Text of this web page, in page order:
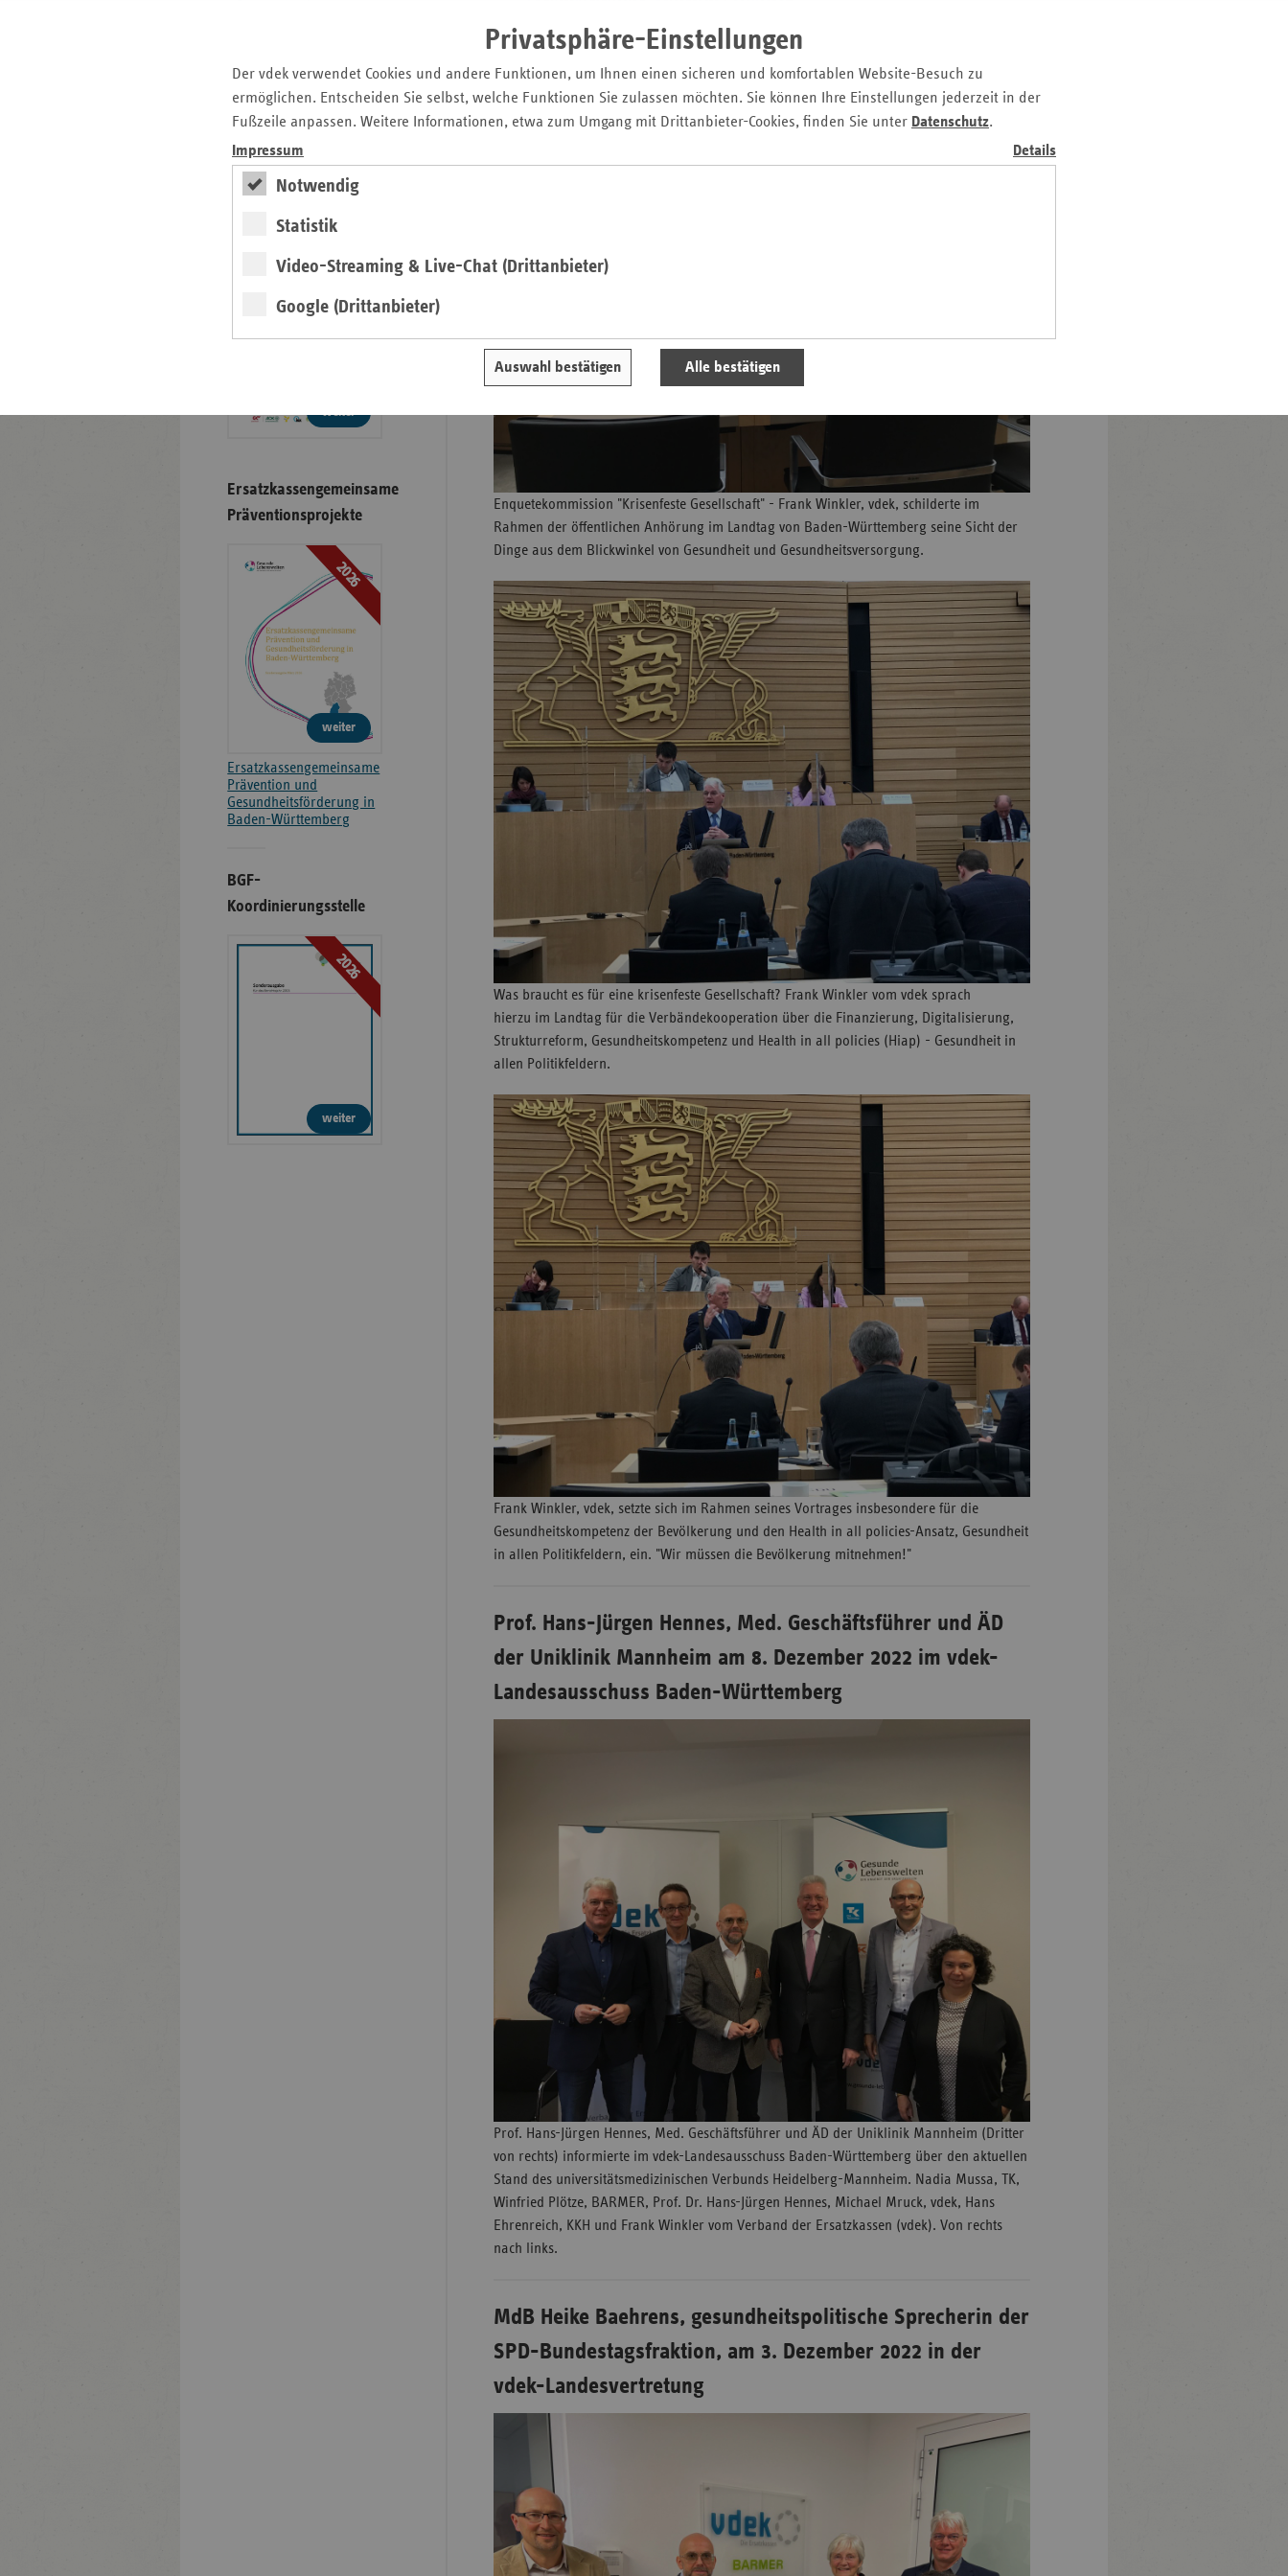
Privatsphäre-Einstellungen
Der vdek verwendet Cookies und andere Funktionen, um Ihnen einen sicheren und komfortablen Website-Besuch zu
ermöglichen. Entscheiden Sie selbst, welche Funktionen Sie zulassen möchten. Sie können Ihre Einstellungen jederzeit in der
Fußzeile anpassen. Weitere Informationen, etwa zum Umgang mit Drittanbieter-Cookies, finden Sie unter Datenschutz.
Impressum
Details
Notwendig
Statistik
Video-Streaming & Live-Chat (Drittanbieter)
Google (Drittanbieter)
Auswahl bestätigen Alle bestätigen
Sachsen
Sachsen-
Schleswig-
Die Anhörung im Landtag u. a. mit Frank Winkler, vdek, können Sie hier im
nachhören und nachsehen.
Enquetekommission "Krisenfeste Gesellschaft" - Frank Winkler, vdek, schilderte im
Rahmen der öffentlichen Anhörung im Landtag von Baden-Württemberg seine Sicht der
Dinge aus dem Blickwinkel von Gesundheit und Gesundheitsversorgung.
Was braucht es für eine krisenfeste Gesellschaft? Frank Winkler vom vdek sprach
hierzu im Landtag für die Verbändekooperation über die Finanzierung, Digitalisierung,
Strukturreform, Gesundheitskompetenz und Health in all policies (Hiap) - Gesundheit in
allen Politikfeldern.
Frank Winkler, vdek, setzte sich im Rahmen seines Vortrages insbesondere für die
Gesundheitskompetenz der Bevölkerung und den Health in all policies-Ansatz, Gesundheit
in allen Politikfeldern, ein. "Wir müssen die Bevölkerung mitnehmen!"
Prof. Hans-Jürgen Hennes, Med. Geschäftsführer und ÄD
der Uniklinik Mannheim am 8. Dezember 2022 im vdek-
Landesausschuss Baden-Württemberg
Prof. Hans-Jürgen Hennes, Med. Geschäftsführer und ÄD der Uniklinik Mannheim (Dritter
von rechts) informierte im vdek-Landesausschuss Baden-Württemberg über den aktuellen
Stand des universitätsmedizinischen Verbunds Heidelberg-Mannheim. Nadia Mussa, TK,
Winfried Plötze, BARMER, Prof. Dr. Hans-Jürgen Hennes, Michael Mruck, vdek, Hans
Ehrenreich, KKH und Frank Winkler vom Verband der Ersatzkassen (vdek). Von rechts
nach links.
MdB Heike Baehrens, gesundheitspolitische Sprecherin der
SPD-Bundestagsfraktion, am 3. Dezember 2022 in der
vdek-Landesvertretung
Informationen
Pressemitteilungen
Kontakt und Anfahrt
teamw()rk für
2026
Ersatzkassengemeinsame
Präventionsprojekte
2026
weiter
Ersatzkassengemeinsame
Prävention und
Gesundheitsförderung in
Baden-Württemberg
BGF-
Koordinierungsstelle
2026
weiter